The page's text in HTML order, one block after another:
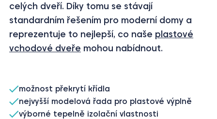
celých dveří. Díky tomu se stávají
standardním řešením pro moderní domy a
reprezentuje to nejlepší, co naše plastové
vchodové dveře mohou nabídnout.
možnost překrytí křídla
nejvyšší modelová řada pro plastové výplně
výborné tepelně izolační vlastnosti